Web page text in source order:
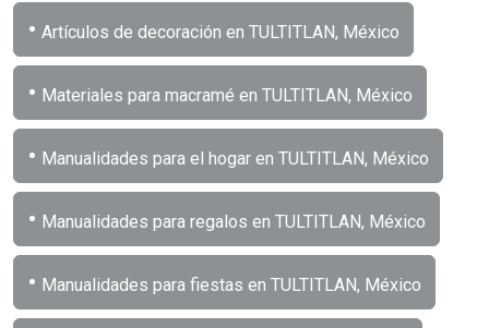
• Artículos de decoración en TULTITLAN, México
• Materiales para macramé en TULTITLAN, México
• Manualidades para el hogar en TULTITLAN, México
• Manualidades para regalos en TULTITLAN, México
• Manualidades para fiestas en TULTITLAN, México